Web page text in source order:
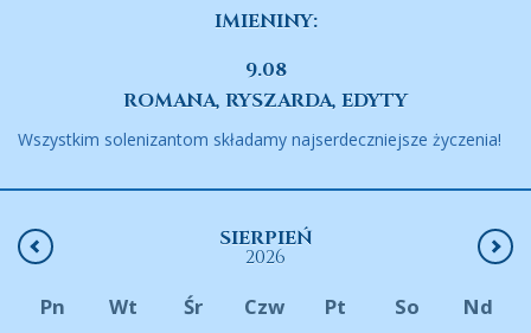
IMIENINY:
9.08
ROMANA, RYSZARDA, EDYTY
Wszystkim solenizantom składamy najserdeczniejsze życzenia!
SIERPIEŃ
2026
Pn Wt Śr Czw Pt So Nd